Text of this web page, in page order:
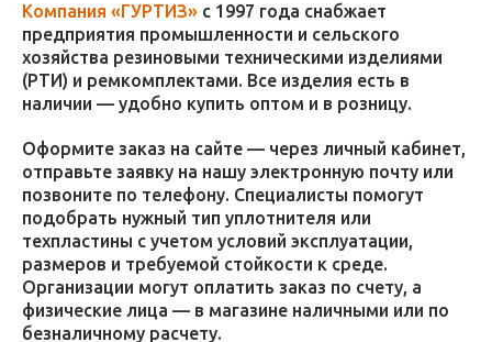
Компания «ГУРТИЗ» с 1997 года снабжает
предприятия промышленности и сельского
хозяйства резиновыми техническими изделиями
(РТИ) и ремкомплектами. Все изделия есть в
наличии — удобно купить оптом и в розницу.
Оформите заказ на сайте — через личный кабинет,
отправьте заявку на нашу электронную почту или
позвоните по телефону. Специалисты помогут
подобрать нужный тип уплотнителя или
техпластины с учетом условий эксплуатации,
размеров и требуемой стойкости к среде.
Организации могут оплатить заказ по счету, а
физические лица — в магазине наличными или по
безналичному расчету.